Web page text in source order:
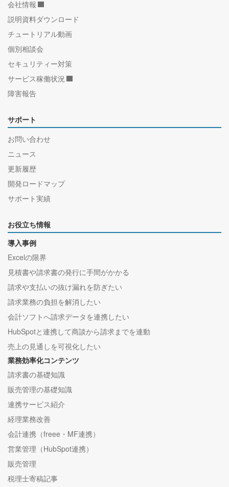
会社情報
説明資料ダウンロード
チュートリアル動画
個別相談会
セキュリティー対策
サービス稼働状況
障害報告
サポート
お問い合わせ
ニュース
更新履歴
開発ロードマップ
サポート実績
お役立ち情報
導入事例
Excelの限界
見積書や請求書の発行に手間がかかる
請求や支払いの抜け漏れを防ぎたい
請求業務の負担を解消したい
会計ソフトへ請求データを連携したい
HubSpotと連携して商談から請求までを連動
売上の見通しを可視化したい
業務効率化コンテンツ
請求書の基礎知識
販売管理の基礎知識
連携サービス紹介
経理業務改善
会計連携（freee・MF連携）
営業管理（HubSpot連携）
販売管理
税理士寄稿記事